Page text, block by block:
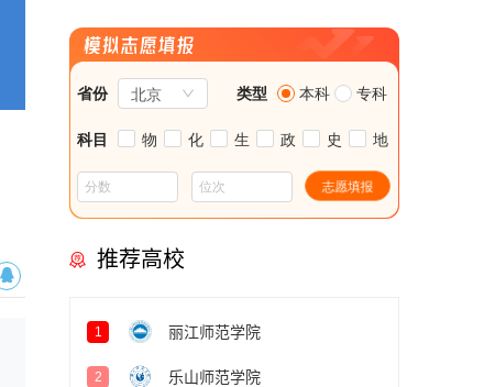
推荐高校
1 丽江师范学院
2 乐山师范学院